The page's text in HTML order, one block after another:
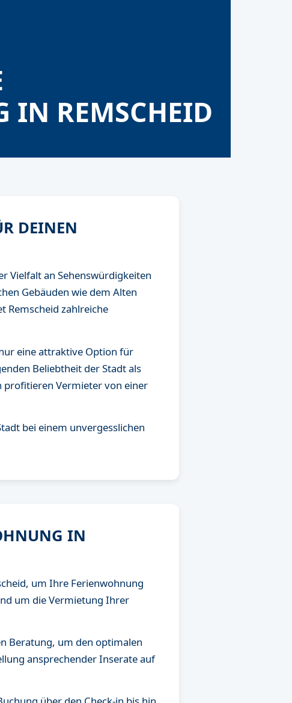
IN REMSCHEID
DEINEN
Vielfalt an Sehenswürdigkeiten
Gebäuden wie dem Alten
Remscheid zahlreiche
eine attraktive Option für
Beliebtheit der Stadt als
profitieren Vermieter von einer
bei einem unvergesslichen
IN
um Ihre Ferienwohnung
um die Vermietung Ihrer
Beratung, um den optimalen
ansprechender Inserate auf